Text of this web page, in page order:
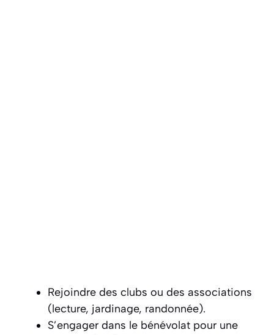
Rejoindre des clubs ou des associations
(lecture, jardinage, randonnée).
S’engager dans le bénévolat pour une